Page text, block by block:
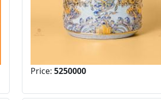
Price: 5250000